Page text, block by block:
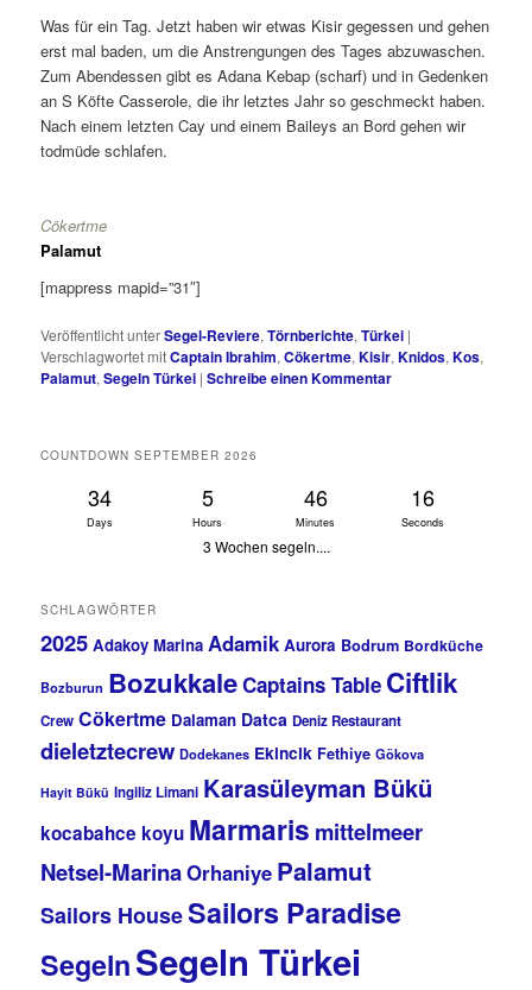
Was für ein Tag. Jetzt haben wir etwas Kisir gegessen und gehen
erst mal baden, um die Anstrengungen des Tages abzuwaschen.
Zum Abendessen gibt es Adana Kebap (scharf) und in Gedenken
an S Köfte Casserole, die ihr letztes Jahr so geschmeckt haben.
Nach einem letzten Cay und einem Baileys an Bord gehen wir
todmüde schlafen.
Cökertme
Palamut
[mappress mapid=”31″]
Veröffentlicht unterSegel-Reviere,Törnberichte,Türkei |
Verschlagwortet mitCaptain Ibrahim,Cökertme,Kisir,Knidos,Kos,
Palamut,Segeln Türkei |Schreibe einen Kommentar
COUNTDOWN SEPTEMBER 2026
34
Days
5
Hours
46
Minutes
15
Seconds
3 Wochen segeln....
SCHLAGWÖRTER
2025 Adakoy Marina Adamik Aurora Bodrum Bordküche
Bozburun BozukkaleCaptains Table Ciftlik
Crew Cökertme Dalaman Datca Deniz Restaurant
dieletztecrew Dodekanes Ekincik Fethiye Gökova
Hayit Bükü Ingiliz Limani Karasüleyman Bükü
kocabahce koyu Marmaris mittelmeer
Netsel-MarinaOrhaniye Palamut
Sailors HouseSailors Paradise
SegelnSegeln Türkei